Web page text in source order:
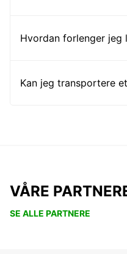
Hvordan forlenger jeg
Kan jeg transportere
VÅRE
SE ALLE PARTNERE